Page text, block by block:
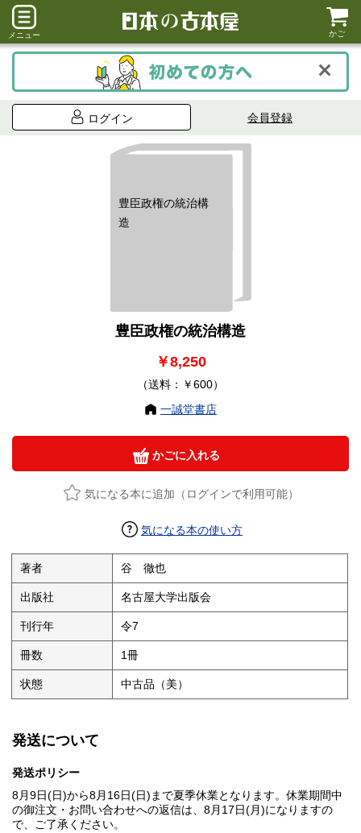
メニュー かご
ログイン 会員登録
豊臣政権の統治構
造
豊臣政権の統治構造
￥8,250
（送料：￥600）
一誠堂書店
かごに入れる
気になる本に追加（ログインで利用可能）
気になる本の使い方
著者 谷 徹也
出版社 名古屋大学出版会
刊行年 令7
冊数 1冊
状態 中古品（美）
発送について
発送ポリシー
8月9日(日)から8月16日(日)まで夏季休業となります。休業期間中
の御注文・お問い合わせへの返信は、8月17日(月)になりますの
で、ご了承ください。